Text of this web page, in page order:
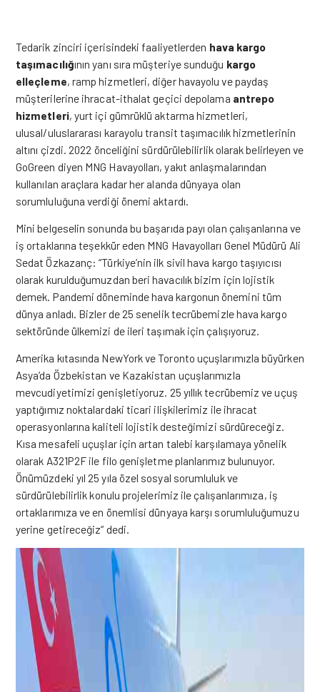
Tedarik zinciri içerisindeki faaliyetlerden hava kargo
taşımacılığının yanı sıra müşteriye sunduğu kargo
elleçleme, ramp hizmetleri, diğer havayolu ve paydaş
müşterilerine ihracat-ithalat geçici depolama antrepo
hizmetleri, yurt içi gümrüklü aktarma hizmetleri,
ulusal/uluslararası karayolu transit taşımacılık hizmetlerinin
altını çizdi. 2022 önceliğini sürdürülebilirlik olarak belirleyen ve
GoGreen diyen MNG Havayolları, yakıt anlaşmalarından
kullanılan araçlara kadar her alanda dünyaya olan
sorumluluğuna verdiği önemi aktardı.
Mini belgeselin sonunda bu başarıda payı olan çalışanlarına ve
iş ortaklarına teşekkür eden MNG Havayolları Genel Müdürü Ali
Sedat Özkazanç: “Türkiye’nin ilk sivil hava kargo taşıyıcısı
olarak kurulduğumuzdan beri havacılık bizim için lojistik
demek. Pandemi döneminde hava kargonun önemini tüm
dünya anladı. Bizler de 25 senelik tecrübemizle hava kargo
sektöründe ülkemizi de ileri taşımak için çalışıyoruz.
Amerika kıtasında NewYork ve Toronto uçuşlarımızla büyürken
Asya’da Özbekistan ve Kazakistan uçuşlarımızla
mevcudiyetimizi genişletiyoruz. 25 yıllık tecrübemiz ve uçuş
yaptığımız noktalardaki ticari ilişkilerimiz ile ihracat
operasyonlarına kaliteli lojistik desteğimizi sürdüreceğiz.
Kısa mesafeli uçuşlar için artan talebi karşılamaya yönelik
olarak A321P2F ile filo genişletme planlarımız bulunuyor.
Önümüzdeki yıl 25 yıla özel sosyal sorumluluk ve
sürdürülebilirlik konulu projelerimiz ile çalışanlarımıza, iş
ortaklarımıza ve en önemlisi dünyaya karşı sorumluluğumuzu
yerine getireceğiz“ dedi.